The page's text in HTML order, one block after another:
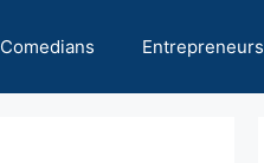
Comedians Entrepreneurs